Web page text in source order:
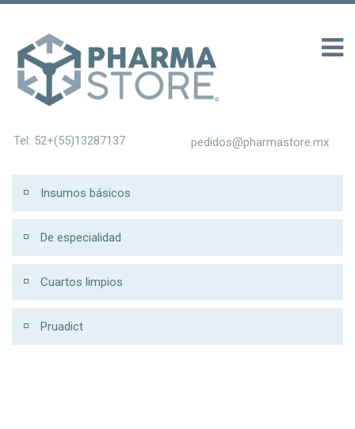
Tel: 52+(55)13287137 pedidos@pharmastore.mx
Insumos básicos
De especialidad
Cuartos limpios
Pruadict